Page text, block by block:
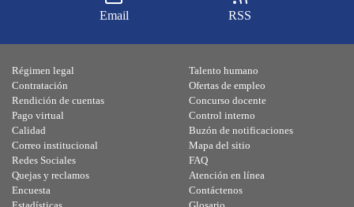
Email RSS
Régimen legal
Contratación
Rendición de cuentas
Pago virtual
Calidad
Talento humano
Ofertas de empleo
Concurso docente
Control interno
Buzón de notificaciones
Correo institucional
Redes Sociales
Quejas y reclamos
Encuesta
Mapa del sitio
FAQ
Atención en línea
Contáctenos